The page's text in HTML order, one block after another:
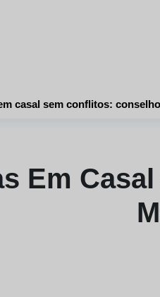
casal sem conflitos:
Em